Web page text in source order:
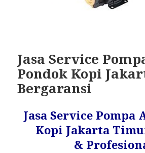
Jasa Service
Pondok Kopi
Bergaransi
Jasa Service Pompa
Kopi Jakarta
&